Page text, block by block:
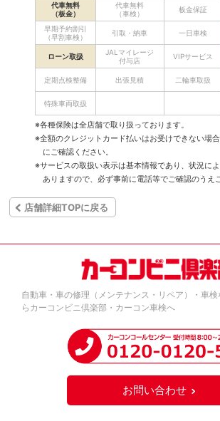
代車無料
（板金）
代車無料
（車検）
板金保証
早期予約割引
（早割車検）
引取・納車 一日車検
ローン取扱
JALマイレージ
付与店
VIPサービス
定期点検整備 出張見積 二輪車取扱
特殊車両取扱
※各種保険は全店舗で取り扱っております。
※全額のクレジットカード払いはお受けできない場
にご確認ください。
※サービスの取扱い表示は基本情報であり、状況に
ありますので、必ず事前に電話等でご確認のうえ
店舗詳細TOPに戻る
自動車・車の修理（メンテナンス・リペア）・車
らカーコンビニ倶楽部・カーコン車検へ
お問い合わせ